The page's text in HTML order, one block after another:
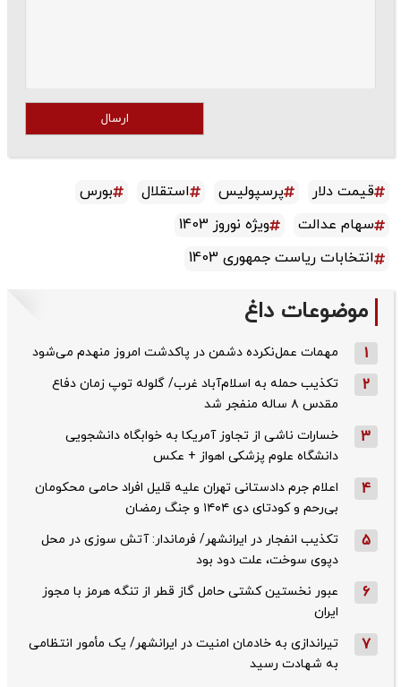
ارسال
قیمت دلار پرسپولیس استقلال
بورس
سهام عدالت
ویژه نوروز 1403
انتخابات ریاست جمهوری 1403
موضوعات داغ
1 مهمات عمل‌نکرده دشمن در پاکدشت امروز منهدم می‌شود
2
تکذیب حمله به اسلام‌آباد غرب/ گلوله توپ زمان دفاع
مقدس ۸ ساله منفجر شد
3
خسارات ناشی از تجاوز آمریکا به خوابگاه دانشجویی
دانشگاه علوم پزشکی اهواز + عکس
4
اعلام جرم دادستانی تهران علیه قلیل افراد حامی محکومان
بی‌رحم و کودتای دی‌ ۱۴۰۴ و جنگ رمضان
5
تکذیب ‌انفجار در ایرانشهر/ فرماندار: آتش سوزی در محل
دپوی سوخت، علت دود بود
6
عبور نخستین کشتی حامل گاز قطر از تنگه هرمز با مجوز
ایران
7
تیراندازی به خادمان امنیت در ایرانشهر/ یک مأمور انتظامی
به شهادت رسید